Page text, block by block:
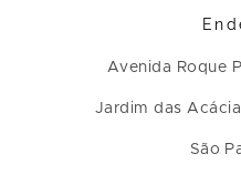
Avenida Roque
Jardim das
São